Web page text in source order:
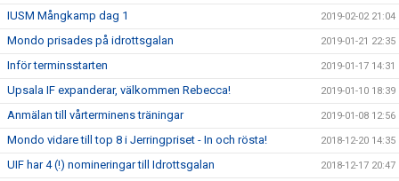
IUSM Mångkamp dag 1 2019-02-02 21:04
Mondo prisades på idrottsgalan 2019-01-21 22:35
Inför terminsstarten 2019-01-17 14:31
Upsala IF expanderar, välkommen Rebecca! 2019-01-10 18:39
Anmälan till vårterminens träningar 2019-01-08 12:56
Mondo vidare till top 8 i Jerringpriset - In och rösta! 2018-12-20 14:35
UIF har 4 (!) nomineringar till Idrottsgalan 2018-12-17 20:47